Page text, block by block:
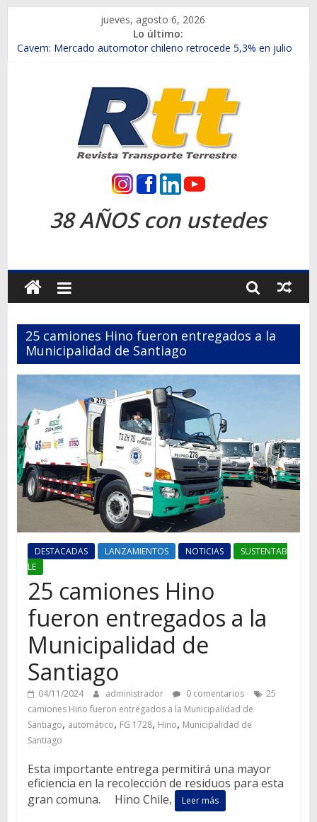
contenido
jueves, agosto 6, 2026
Lo último:
Chile es el primer mercado internacional en lanzar la nueva
Salfa suma vehículos electrificados de Chevrolet en el Biobío
Samex amplía su red con nuevas sucursales en Rancagua y
SINOTRUK Pick-ups presentó la recién estrenada Bolden en
la Expo Compras Públicas 2026
Revista
Transporte
Terrestre
Autos,
camiones,
motos,
información
del
mundo
del
transporte
38 AÑOS con ustedes
25 camiones Hino fueron entregados a la
Municipalidad de Santiago
DESTACADAS LANZAMIENTOS NOTICIAS
SUSTENTAB
LE
25 camiones Hino
fueron entregados a la
Municipalidad de
Santiago
04/11/2024 administrador 0 comentarios
25
camiones Hino fueron entregados a la Municipalidad de
Santiago, automático, FG 1728, Hino, Municipalidad de
Santiago
Esta importante entrega permitirá una mayor
eficiencia en la recolección de residuos para esta
gran comuna. Hino Chile,
Leer más